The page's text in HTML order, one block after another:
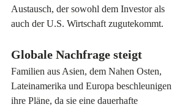
Austausch, der sowohl dem Investor als
auch der U.S. Wirtschaft zugutekommt.
Globale Nachfrage steigt
Familien aus Asien, dem Nahen Osten,
Lateinamerika und Europa beschleunigen
ihre Pläne, da sie eine dauerhafte